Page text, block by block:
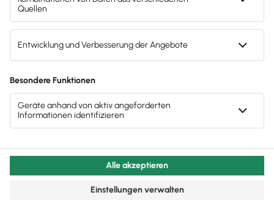
Umsatzsteuer, sondern nur den Nettobetrag aus. Ein
Umsatzsteuerbetrag oder der Hinweis auf einen
Umsatzsteuersatzist beim Kleinunternehmerstatus
nicht zulässig. Bei Anwendung der
Kleinunternehmerregelung darfst du bei einer
Rechnung mit ausgewiesener Umsatzsteuer
außerdemkeine Vorsteuer geltend machen.
Umsatzsteuervoranmeldung machen?
Nein, du musst keine Umsatzsteuer an das